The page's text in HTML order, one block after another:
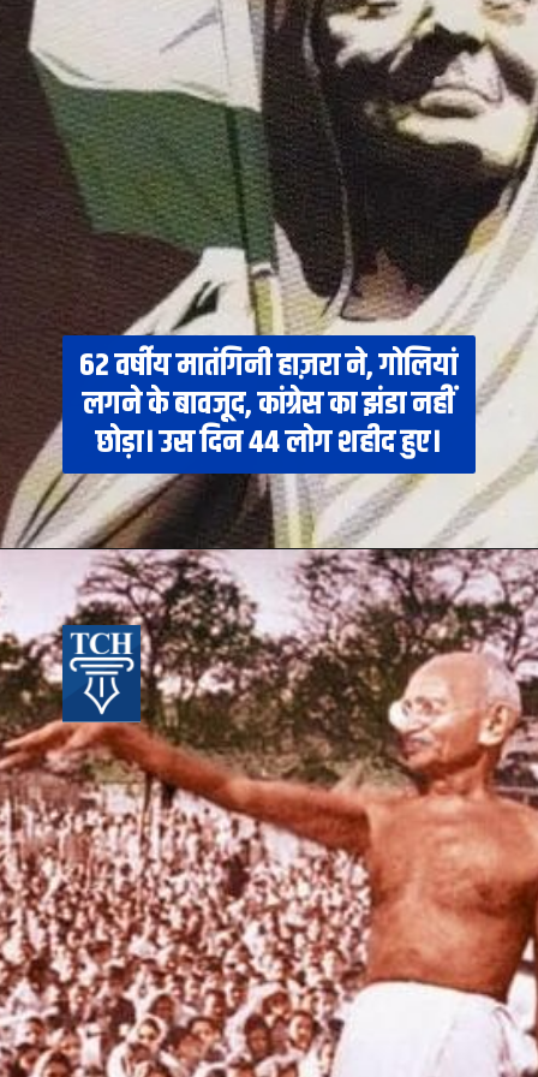
62 वर्षीय मातंगिनी हाज़रा ने, गोलियां
लगने के बावजूद, कांग्रेस का झंडा नहीं
छोड़ा। उस दिन 44 लोग शहीद हुए।